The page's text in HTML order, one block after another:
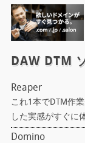
DAW DTM
Reaper
これ1本でDTM作
した実感がすぐに
Domino